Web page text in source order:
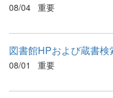
08/04 重要
08/01 重要